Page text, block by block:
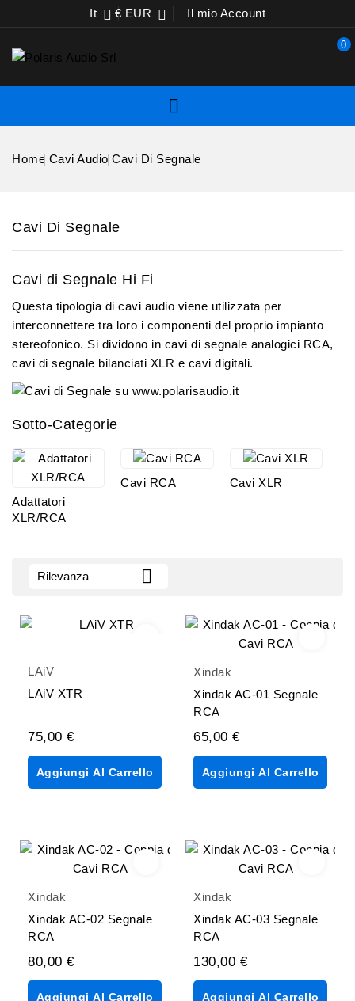
It  € EUR  Il mio Account
0

Home Cavi Audio Cavi Di Segnale
Cavi Di Segnale
Cavi di Segnale Hi Fi
Questa tipologia di cavi audio viene utilizzata per
interconnettere tra loro i componenti del proprio impianto
stereofonico. Si dividono in cavi di segnale analogici RCA,
cavi di segnale bilanciati XLR e cavi digitali.
Sotto-Categorie
Adattatori
XLR/RCA
Cavi RCA Cavi XLR
Rilevanza 
LAiV
LAiV XTR
75,00 €
Aggiungi Al Carrello
Xindak
Xindak AC-01 Segnale
RCA
65,00 €
Aggiungi Al Carrello
Xindak
Xindak AC-02 Segnale
RCA
80,00 €
Aggiungi Al Carrello
Xindak
Xindak AC-03 Segnale
RCA
130,00 €
Aggiungi Al Carrello